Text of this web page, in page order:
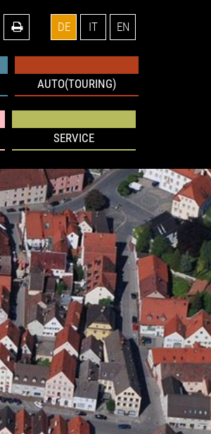
DE IT EN
AUTO(TOURING)
SERVICE